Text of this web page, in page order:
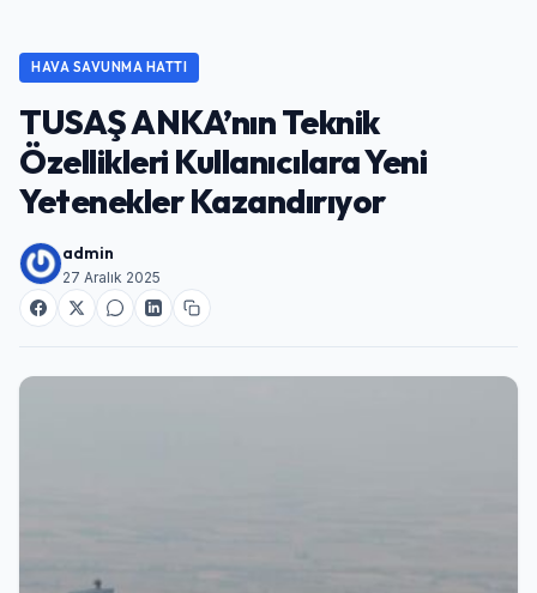
HAVA SAVUNMA HATTI
TUSAŞ ANKA’nın Teknik
Özellikleri Kullanıcılara Yeni
Yetenekler Kazandırıyor
admin
27 Aralık 2025